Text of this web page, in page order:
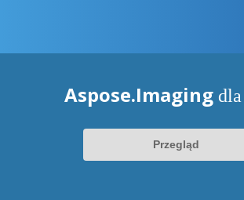
Aspose.Imaging
Przegląd